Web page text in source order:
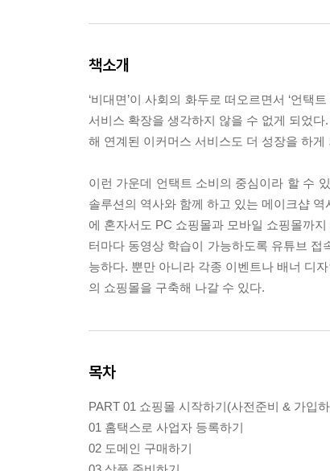
책소개
‘비대면’이 사회의 화두로 떠오르면서 ‘언
서비스 확장을 생각하지 않을 수 없게 되었
해 연계된 이커머스 서비스도 더 성장을 하게
이런 가운데 언택트 소비의 중심이라 할 수
솔루션의 역사와 함께 하고 있는 메이크샵
에 혼자서도 PC 쇼핑몰과 모바일 쇼핑몰까
터마다 동영상 학습이 가능하도록 유튜브
능하다. 뿐만 아니라 각종 이벤트나 배너 디
의 쇼핑몰을 구축해 나갈 수 있다.
목차
PART 01 쇼핑몰 시작하기(사전준비 & 가입
01 홈택스로 사업자 등록하기
02 도메인 구매하기